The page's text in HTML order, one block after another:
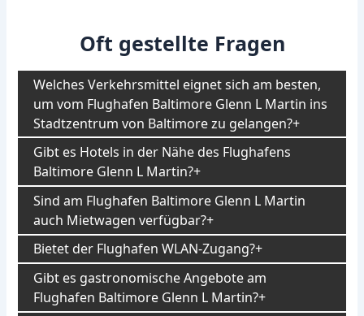
Oft gestellte Fragen
Welches Verkehrsmittel eignet sich am besten,
um vom Flughafen Baltimore Glenn L Martin ins
Stadtzentrum von Baltimore zu gelangen?
Gibt es Hotels in der Nähe des Flughafens
Baltimore Glenn L Martin?
Sind am Flughafen Baltimore Glenn L Martin
auch Mietwagen verfügbar?
Bietet der Flughafen WLAN-Zugang?
Gibt es gastronomische Angebote am
Flughafen Baltimore Glenn L Martin?